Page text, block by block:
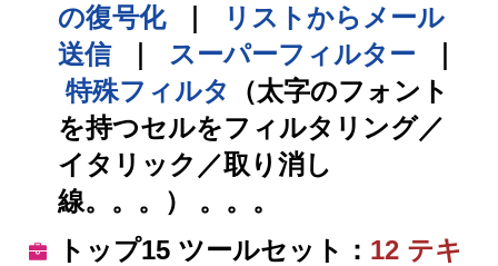
の復号化
リストからメール
送信
スーパーフィルター
特殊フィルタ
（太字のフォント
を持つセルをフィルタリング／
イタリック／取り消し
線。。。） 。。。
トップ15 ツールセット ： 12 テキ